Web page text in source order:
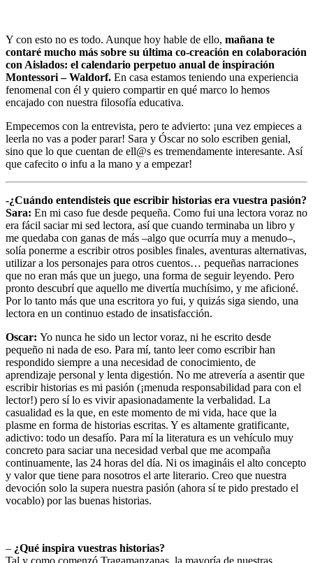
Y con esto no es todo. Aunque hoy hable de ello, mañana te
contaré mucho más sobre su última co-creación en colaboración
con Aislados: el calendario perpetuo anual de inspiración
Montessori – Waldorf. En casa estamos teniendo una experiencia
fenomenal con él y quiero compartir en qué marco lo hemos
encajado con nuestra filosofía educativa.
Empecemos con la entrevista, pero te advierto: ¡una vez empieces a
leerla no vas a poder parar! Sara y Óscar no solo escriben genial,
sino que lo que cuentan de ell@s es tremendamente interesante. Así
que cafecito o infu a la mano y a empezar!
-¿Cuándo entendisteis que escribir historias era vuestra pasión?
Sara: En mi caso fue desde pequeña. Como fui una lectora voraz no
era fácil saciar mi sed lectora, así que cuando terminaba un libro y
me quedaba con ganas de más –algo que ocurría muy a menudo–,
solía ponerme a escribir otros posibles finales, aventuras alternativas,
utilizar a los personajes para otros cuentos… pequeñas narraciones
que no eran más que un juego, una forma de seguir leyendo. Pero
pronto descubrí que aquello me divertía muchísimo, y me aficioné.
Por lo tanto más que una escritora yo fui, y quizás siga siendo, una
lectora en un continuo estado de insatisfacción.
Oscar: Yo nunca he sido un lector voraz, ni he escrito desde
pequeño ni nada de eso. Para mí, tanto leer como escribir han
respondido siempre a una necesidad de conocimiento, de
aprendizaje personal y lenta digestión. No me atrevería a asentir que
escribir historias es mi pasión (¡menuda responsabilidad para con el
lector!) pero sí lo es vivir apasionadamente la verbalidad. La
casualidad es la que, en este momento de mi vida, hace que la
plasme en forma de historias escritas. Y es altamente gratificante,
adictivo: todo un desafío. Para mí la literatura es un vehículo muy
concreto para saciar una necesidad verbal que me acompaña
continuamente, las 24 horas del día. Ni os imagináis el alto concepto
y valor que tiene para nosotros el arte literario. Creo que nuestra
devoción solo la supera nuestra pasión (ahora sí te pido prestado el
vocablo) por las buenas historias.
– ¿Qué inspira vuestras historias?